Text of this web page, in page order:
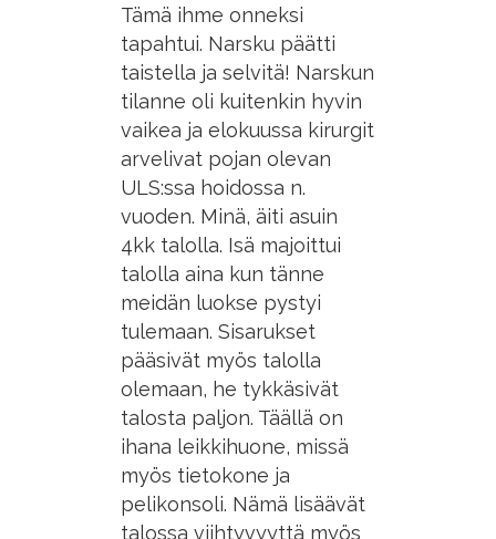
Tämä ihme onneksi
tapahtui. Narsku päätti
taistella ja selvitä! Narskun
tilanne oli kuitenkin hyvin
vaikea ja elokuussa kirurgit
arvelivat pojan olevan
ULS:ssa hoidossa n.
vuoden. Minä, äiti asuin
4kk talolla. Isä majoittui
talolla aina kun tänne
meidän luokse pystyi
tulemaan. Sisarukset
pääsivät myös talolla
olemaan, he tykkäsivät
talosta paljon. Täällä on
ihana leikkihuone, missä
myös tietokone ja
pelikonsoli. Nämä lisäävät
talossa viihtyvyyttä myös